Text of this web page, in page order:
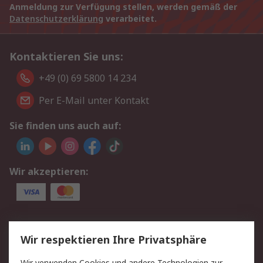
Anmeldung zur Verfügung stellen, werden gemäß der
Datenschutzerklärung verarbeitet.
Kontaktieren Sie uns:
+49 (0) 69 5800 14 234
Per E-Mail unter Kontakt
Sie finden uns auch auf:
Wir akzeptieren:
Service
Value Added Services
Lieferlösungen
Wir respektieren Ihre Privatsphäre